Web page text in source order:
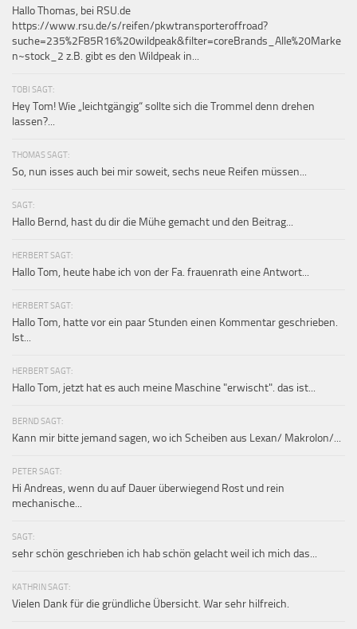
Hallo Thomas, bei RSU.de
https://www.rsu.de/s/reifen/pkwtransporteroffroad?
suche=235%2F85R16%20wildpeak&filter=coreBrands_Alle%20Marke
n~stock_2 z.B. gibt es den Wildpeak in...
TOBI SAGT:
Hey Tom! Wie „leichtgängig“ sollte sich die Trommel denn drehen
lassen?...
THOMAS SAGT:
So, nun isses auch bei mir soweit, sechs neue Reifen müssen...
SAGT:
Hallo Bernd, hast du dir die Mühe gemacht und den Beitrag...
HERBERT SAGT:
Hallo Tom, heute habe ich von der Fa. frauenrath eine Antwort...
HERBERT SAGT:
Hallo Tom, hatte vor ein paar Stunden einen Kommentar geschrieben.
Ist...
HERBERT SAGT:
Hallo Tom, jetzt hat es auch meine Maschine "erwischt". das ist...
BERND SAGT:
Kann mir bitte jemand sagen, wo ich Scheiben aus Lexan/ Makrolon/...
PETER SAGT:
Hi Andreas, wenn du auf Dauer überwiegend Rost und rein
mechanische...
SAGT:
sehr schön geschrieben ich hab schön gelacht weil ich mich das...
KATHRIN SAGT:
Vielen Dank für die gründliche Übersicht. War sehr hilfreich.